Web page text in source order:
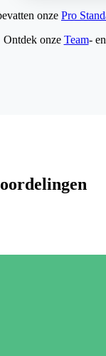
onze Pro
Ontdek onze Team- en